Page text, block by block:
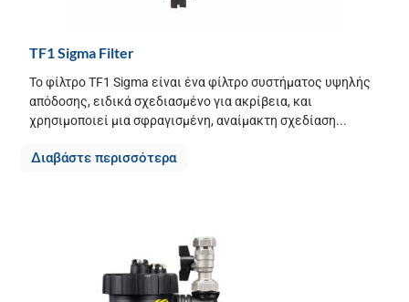
TF1 Sigma Filter
Το φίλτρο TF1 Sigma είναι ένα φίλτρο συστήματος υψηλής
απόδοσης, ειδικά σχεδιασμένο για ακρίβεια, και
χρησιμοποιεί μια σφραγισμένη, αναίμακτη σχεδίαση...
Διαβάστε περισσότερα